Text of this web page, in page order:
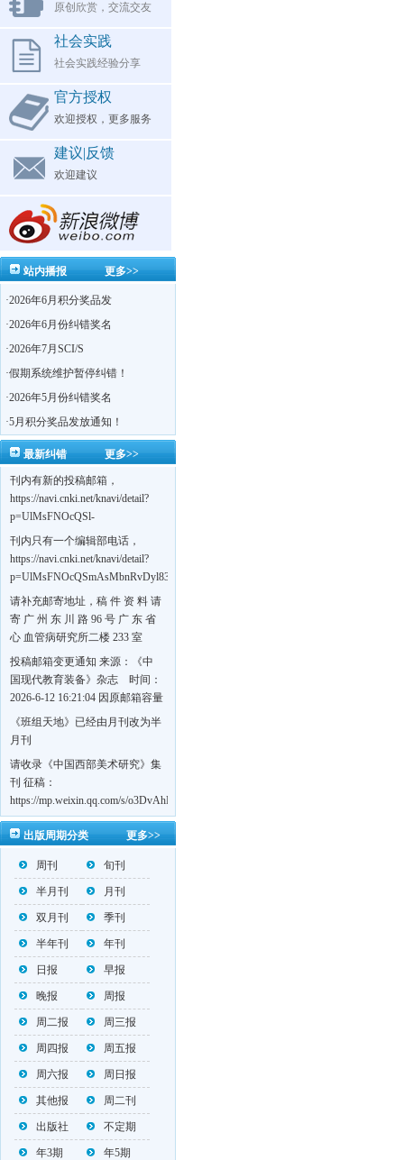
原创欣赏，交流交友
社会实践
社会实践经验分享
官方授权
欢迎授权，更多服务
建议|反馈
欢迎建议
更多>>
站内播报
·2026年6月积分奖品发
·2026年6月份纠错奖名
·2026年7月SCI/S
·假期系统维护暂停纠错！
·2026年5月份纠错奖名
·5月积分奖品发放通知！
更多>>
最新纠错
刊内有新的投稿邮箱，
https://navi.cnki.net/knavi/detail?
p=UlMsFNOcQSl-
刊内只有一个编辑部电话，
https://navi.cnki.net/knavi/detail?
p=UlMsFNOcQSmAsMbnRvDyl83fGGu5dcrBYtF-
w7VFJdSWT5tem1RQ5W2sC5HRG-
S8mH75DuljrTVfVeoXxT4L0b-
Yrk7HaGd7C2w5FD7nrnLRR5Q57zsTTQ==&uniplatform=NZKPT&language=CHS
请补充邮寄地址，稿 件 资 料 请
寄 广 州 东 川 路 96 号 广 东 省
心 血管病研究所二楼 233 室
《岭南心血管病杂志》编辑部
收，
https://navi.cnki.net/knavi/detail?
BMxk-
109PkA==&uniplatform=NZKPT&language=CHS
投稿邮箱变更通知 来源：《中
国现代教育装备》杂志 时间：
2026-6-12 16:21:04 因原邮箱容量
有限，自即日起停止使用，我刊
投稿邮箱变更为 高教投稿邮
邮箱：bedu@cmee.net.cn
《班组天地》已经由月刊改为半
月刊
请收录《中国西部美术研究》集
刊 征稿：
https://mp.weixin.qq.com/s/o3DvAhL6jtTS9ASccwcwPQ
第一辑：
https://mp.weixin.qq.com/s/_w2OMIu6Gs1QL0b_JWhZAQ
更多>>
出版周期分类
周刊 旬刊
半月刊 月刊
双月刊 季刊
半年刊 年刊
日报 早报
晚报 周报
周二报 周三报
周四报 周五报
周六报 周日报
其他报 周二刊
出版社 不定期
年3期 年5期